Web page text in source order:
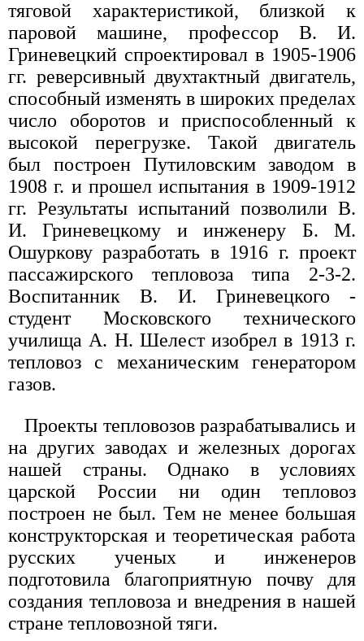
тяговой характеристикой, близкой к
паровой машине, профессор В. И.
Гриневецкий спроектировал в 1905-1906
гг. реверсивный двухтактный двигатель,
способный изменять в широких пределах
число оборотов и приспособленный к
высокой перегрузке. Такой двигатель
был построен Путиловским заводом в
1908 г. и прошел испытания в 1909-1912
гг. Результаты испытаний позволили В.
И. Гриневецкому и инженеру Б. М.
Ошуркову разработать в 1916 г. проект
пассажирского тепловоза типа 2-3-2.
Воспитанник В. И. Гриневецкого -
студент Московского технического
училища А. Н. Шелест изобрел в 1913 г.
тепловоз с механическим генератором
газов.
Проекты тепловозов разрабатывались и
на других заводах и железных дорогах
нашей страны. Однако в условиях
царской России ни один тепловоз
построен не был. Тем не менее большая
конструкторcкая и теоретическая работа
русских ученых и инженеров
подготовила благоприятную почву для
создания тепловоза и внедрения в нашей
стране тепловозной тяги.